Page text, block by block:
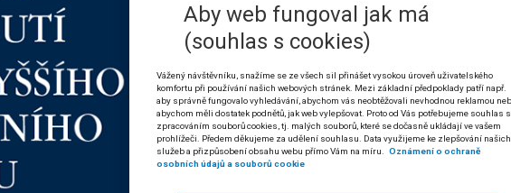
Sb.NSS· Autor: Krajský soud v Ústí nad
Sb.: §38 odst.1; 150/2002 Sb.: §82; 150/
1292/2007
Řízení před soudem: soudní přezkum
skutečností: platnost osvědčení
Datum:11.05.2007· Sbírkové č.:1292/2007
Sb.NSS· Autor:Městský soud v Praze·
odst.3; 148/1998 Sb.: §36 odst.7;
Aby web fungoval jak má
(souhlas s cookies)
Vážený návštěvníku, snažíme se ze všech sil přinášet vysokou úroveň uživatelského
komfortu při používání našich webových stránek. Mezi základní předpoklady patří např.
aby správně fungovalo vyhledávání, abychom vás neobtěžovali nevhodnou reklamou
abychom měli dostatek podnětů, jak web vylepšovat. Proto od Vás potřebujeme souhlas
zpracováním souborů cookies, tj. malých souborů, které se dočasně ukládají ve vašem
prohlížeči. Předem děkujeme za udělení souhlasu. Data využijeme ke zlepšování našich
služeb a přizpůsobení obsahu webu přímo Vám na míru.
Oznámení o ochraně
osobních údajů a souborů cookie